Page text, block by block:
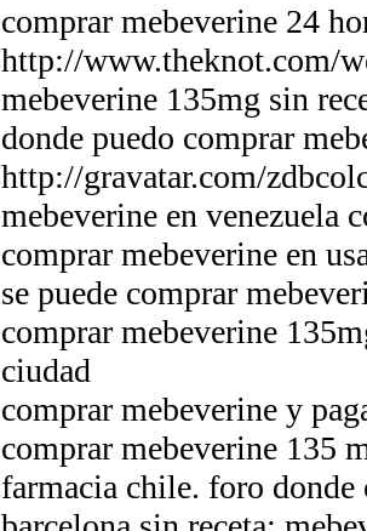
comprar mebeverine 24
http://www.theknot.com/
mebeverine 135mg sin
donde puedo comprar
http://gravatar.com/
mebeverine en venezuela
comprar mebeverine en
se puede comprar
comprar mebeverine
ciudad
comprar mebeverine y
comprar mebeverine 135
farmacia chile. foro donde